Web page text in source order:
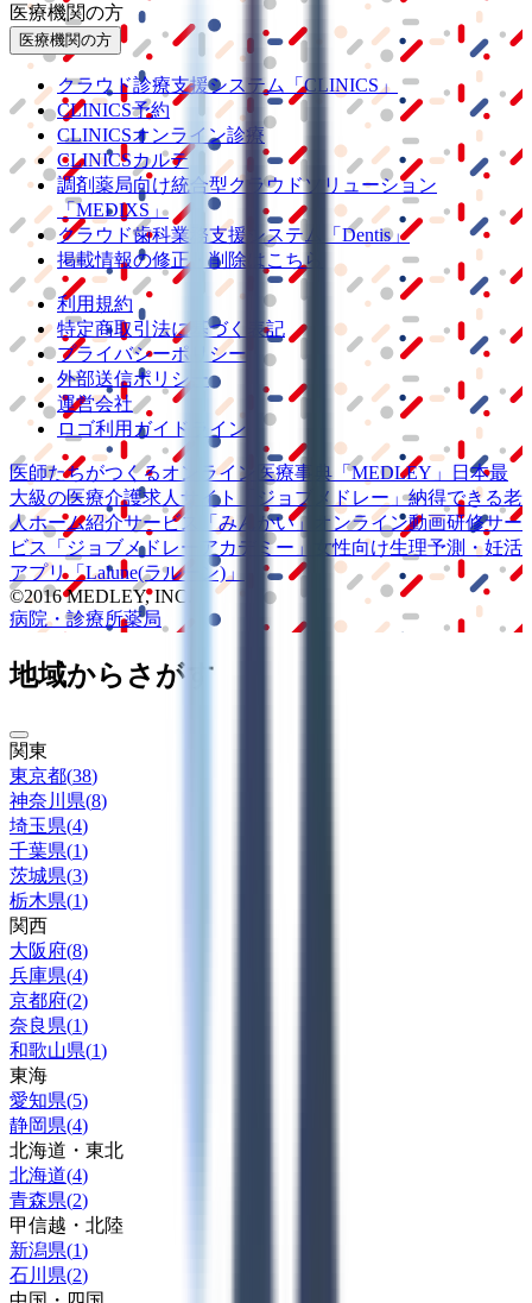
医療機関の方
医療機関の方
クラウド診療支援システム
「CLINICS」
CLINICS予約
CLINICSオンライン診療
CLINICSカルテ
調剤薬局向け統合型クラウドソリューション
「MEDIXS」
クラウド歯科業務支援システム
「Dentis」
掲載情報の修正・削除はこちら
利用規約
特定商取引法に基づく表記
プライバシーポリシー
外部送信ポリシー
運営会社
ロゴ利用ガイドライン
医師たちがつくるオンライン医療事典 「MEDLEY」
日本最
大級の医療介護求人サイト 「ジョブメドレー」納得できる老
人ホーム紹介サービス
「みんかい」 オンライン動画研修サー
ビス
「ジョブメドレー アカデミー」 女性向け生理予測・妊活
アプリ「Lalune(ラルーン)」
©2016 MEDLEY, INC.
病院・診療所薬局
地域からさがす
関東
東京都(38)
神奈川県(8)
埼玉県(4)
千葉県(1)
茨城県(3)
栃木県(1)
関西
大阪府(8)
兵庫県(4)
京都府(2)
奈良県(1)
和歌山県(1)
東海
愛知県(5)
静岡県(4)
北海道・東北
北海道(4)
青森県(2)
甲信越・北陸
新潟県(1)
石川県(2)